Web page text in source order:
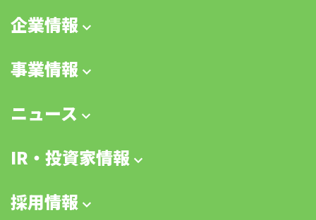
企業情報
事業情報
ニュース
IR・投資家情報
採用情報